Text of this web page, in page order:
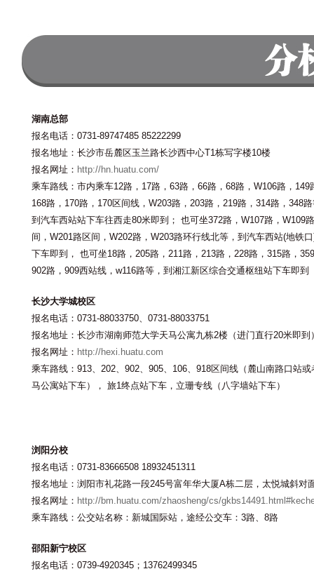
湖南总部
报名电话：0731-89747485 85222299
报名地址：长沙市岳麓区玉兰路长沙西中心T1栋写字楼10楼
报名网址： http://hn.huatu.com/
乘车路线：市内乘车12路，17路，63路，66路，68路，W106路，149
168路，170路，170区间线，W203路，203路，219路，314路，348
到汽车西站站下车往西走80米即到； 也可坐372路，W107路，W109
间，W201路区间，W202路，W203路环行线北等，到汽车西站(地铁
下车即到， 也可坐18路，205路，211路，213路，228路，315路，
902路，909西站线，w116路等，到湘江新区综合交通枢纽站下车即到
长沙大学城校区
报名电话：0731-88033750、0731-88033751
报名地址：长沙市湖南师范大学天马公寓九栋2楼（进门直行20米即到
报名网址： http://hexi.huatu.com
乘车路线：913、202、902、905、106、918区间线（麓山南路口站或
马公寓站下车）， 旅1终点站下车，立珊专线（八字墙站下车）
浏阳分校
报名电话：0731-83666508 18932451311
报名地址：浏阳市礼花路一段245号富年华大厦A栋二层，太悦城斜对
报名网址： http://bm.huatu.com/zhaosheng/cs/
乘车路线：公交站名称：新城国际站，途经公交车：3路、8路
邵阳新宁校区
报名电话：0739-4920345；13762499345